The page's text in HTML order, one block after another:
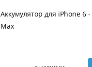
Аккумулятор для iPhone 6
Max